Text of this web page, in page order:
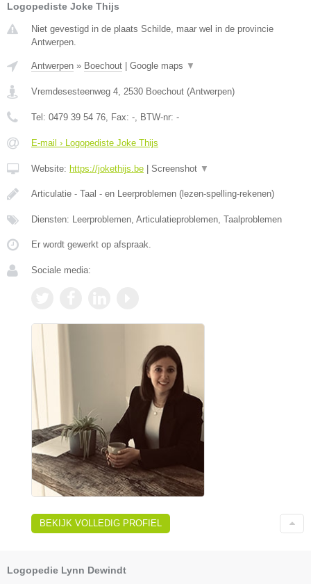
Logopediste Joke Thijs
Niet gevestigd in de plaats Schilde, maar wel in de provincie
Antwerpen.
Antwerpen » Boechout | Google maps ▼
Vremdesesteenweg 4 2530 Boechout (Antwerpen)
Tel: 0479 39 54 76 , Fax: - , BTW-nr: -
E-mail › Logopediste Joke Thijs
Website: https://jokethijs.be | Screenshot ▼
Articulatie - Taal - en Leerproblemen (lezen-spelling-rekenen)
Diensten: Leerproblemen, Articulatieproblemen, Taalproblemen
Er wordt gewerkt op afspraak.
Sociale media:
BEKIJK VOLLEDIG PROFIEL
Logopedie Lynn Dewindt